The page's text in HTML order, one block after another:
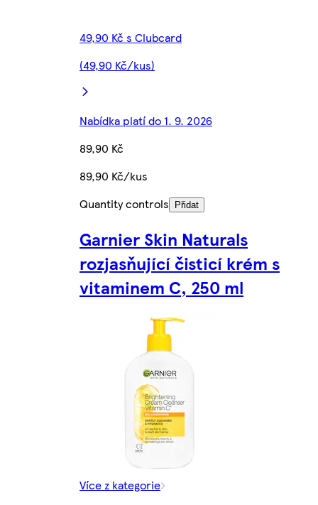
49,90 Kč s Clubcard
(49,90 Kč/kus)
Nabídka platí do 1. 9. 2026
89,90 Kč
89,90 Kč/kus
Quantity controls
Přidat
Garnier Skin Naturals
rozjasňující čisticí krém s
vitaminem C, 250 ml
Více z kategorie